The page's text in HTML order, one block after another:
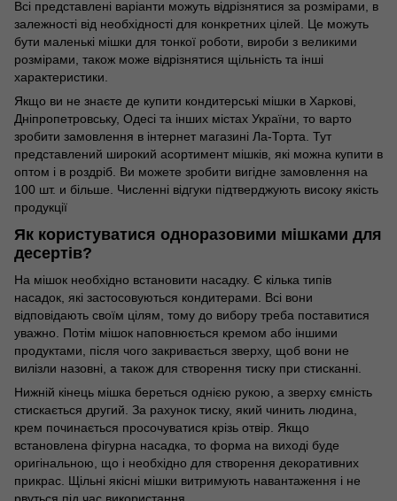
Всі представлені варіанти можуть відрізнятися за розмірами, в
залежності від необхідності для конкретних цілей. Це можуть
бути маленькі мішки для тонкої роботи, вироби з великими
розмірами, також може відрізнятися щільність та інші
характеристики.
Якщо ви не знаєте де купити кондитерські мішки в Харкові,
Дніпропетровську, Одесі та інших містах України, то варто
зробити замовлення в інтернет магазині Ла-Торта. Тут
представлений широкий асортимент мішків, які можна купити в
оптом і в роздріб. Ви можете зробити вигідне замовлення на
100 шт. и більше. Численні відгуки підтверджують високу якість
продукції
Як користуватися одноразовими мішками для
десертів?
На мішок необхідно встановити насадку. Є кілька типів
насадок, які застосовуються кондитерами. Всі вони
відповідають своїм цілям, тому до вибору треба поставитися
уважно. Потім мішок наповнюється кремом або іншими
продуктами, після чого закривається зверху, щоб вони не
вилізли назовні, а також для створення тиску при стисканні.
Нижній кінець мішка береться однією рукою, а зверху ємність
стискається другий. За рахунок тиску, який чинить людина,
крем починається просочуватися крізь отвір. Якщо
встановлена фігурна насадка, то форма на виході буде
оригінальною, що і необхідно для створення декоративних
прикрас. Щільні якісні мішки витримують навантаження і не
рвуться під час використання.